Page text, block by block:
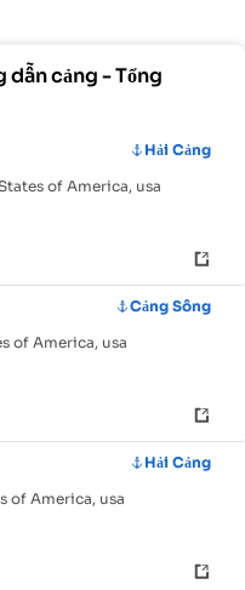
dẫn cảng - Tổng
Hải Cảng
of America, usa
Cảng Sông
of America, usa
Hải Cảng
of America, usa